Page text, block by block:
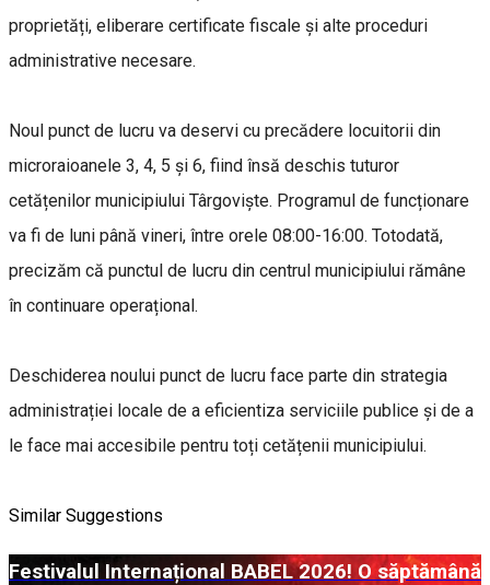
proprietăți, eliberare certificate fiscale și alte proceduri
administrative necesare.
Noul punct de lucru va deservi cu precădere locuitorii din
microraioanele 3, 4, 5 și 6, fiind însă deschis tuturor
cetățenilor municipiului Târgoviște. Programul de funcționare
va fi de luni până vineri, între orele 08:00-16:00. Totodată,
precizăm că punctul de lucru din centrul municipiului rămâne
în continuare operațional.
Deschiderea noului punct de lucru face parte din strategia
administrației locale de a eficientiza serviciile publice și de a
le face mai accesibile pentru toți cetățenii municipiului.
Similar Suggestions
Festivalul Internațional BABEL 2026! O săptămână